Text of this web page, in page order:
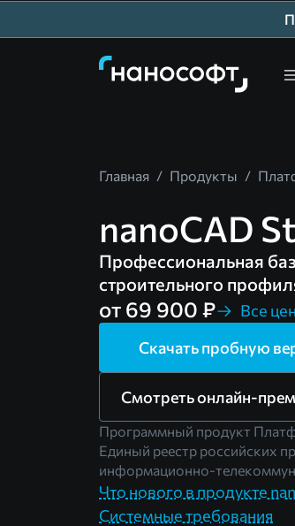
Главная / Продукты /
nanoCAD
Профессиональная
строительного
от 69 900 ₽
Все
Скачать пробную
Смотреть онлайн-
Программный продукт
Единый реестр российских
информационно-
Что нового в продукте
Системные требования